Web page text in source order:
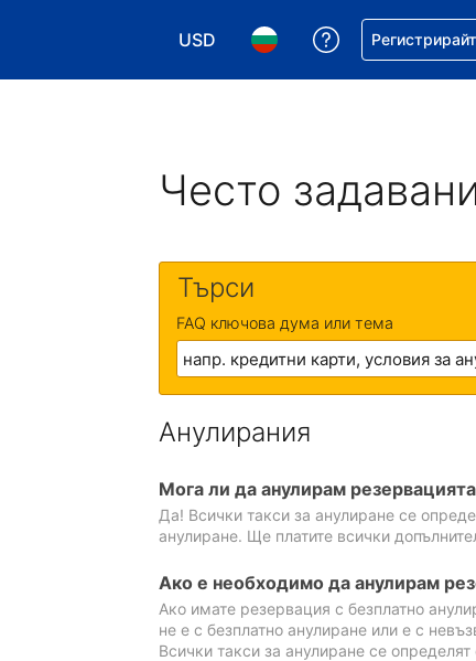
USD
Избор на валута. Избрана
Избор на език. Избран
Помощ с
Често
Търси
FAQ ключова дума или тема
Анулирания
Мога ли да анулирам
Да! Всички такси за анулиране се
анулиране. Ще платите всички
Ако е необходимо да анулирам
Ако имате резервация с безплатно
не е с безплатно анулиране или е с
Всички такси за анулиране се